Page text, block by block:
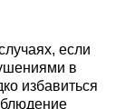
если
в
избавиться